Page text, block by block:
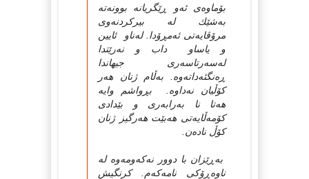
بۆماوه‌ی ئه‌و ڕێگریانه‌ بوونه‌ته‌‌
به‌شێك له‌ بیرکردنه‌وی
مرۆڤایه‌تی ئه‌مڕۆدا. له‌ناو ئایین
و‌ یاساو ‌ داب و نه‌رێتدا
له‌سه‌رتاسه‌ری جیهاندا
ڕه‌نگئه‌داته‌وه‌. به‌ڵام ژنان هه‌ر
کۆڵیان نه‌داوه. بڕواشم وایه‌
هه‌تا نا به‌رابه‌ری و بێدادی
کۆمه‌ڵایه‌تی هه‌بێت هه‌رگیز ژنان
کۆڵ ناده‌ن.
به‌ڕێزان با دوور نه‌که‌ومه‌وه‌ له‌
ناوه‌ڕۆکی نامه‌که‌م. کرنگیش